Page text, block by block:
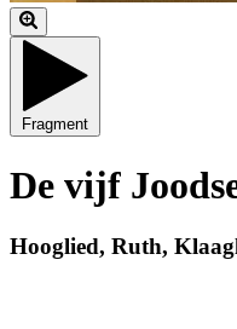
Fragment
De vijf
Hooglied, Ruth,